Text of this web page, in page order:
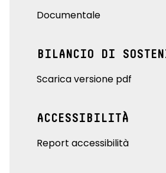
Documentale
BILANCIO DI
Scarica versione pdf
ACCESSIBILITÀ
Report accessibilità